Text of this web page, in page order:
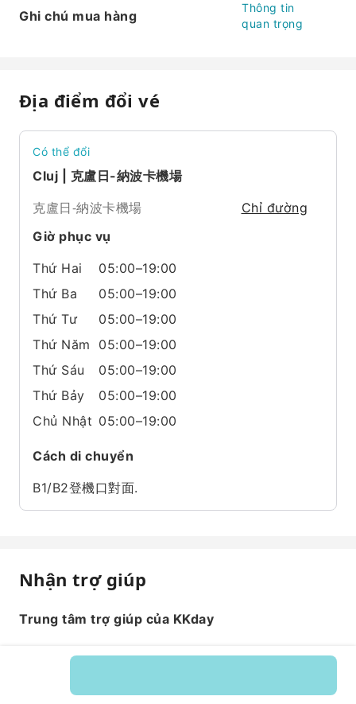
Ghi chú mua hàng
Thông tin
quan trọng
Địa điểm đổi vé
Có thể đổi
Cluj | 克盧日-納波卡機場
克盧日-納波卡機場
Chỉ đường
Giờ phục vụ
Thứ Hai
05:00–19:00
Thứ Ba
05:00–19:00
Thứ Tư
05:00–19:00
Thứ Năm
05:00–19:00
Thứ Sáu
05:00–19:00
Thứ Bảy
05:00–19:00
Chủ Nhật 05:00–19:00
Cách di chuyển
B1/B2登機口對面.
Nhận trợ giúp
Trung tâm trợ giúp của KKday
Mã dịch vụ: 597423